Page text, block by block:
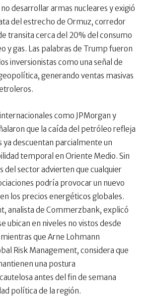
desarrollar armas nucleares y exigió
del estrecho de Ormuz, corredor
transita cerca del 20% del consumo
y gas. Las palabras de Trump fueron
inversionistas como una señal de
generando ventas masivas
como JPMorgan y
que la caída del petróleo refleja
ya descuentan parcialmente un
temporal en Oriente Medio. Sin
del sector advierten que cualquier
podría provocar un nuevo
los precios energéticos globales.
analista de Commerzbank, explicó
ubican en niveles no vistos desde
que Arne Lohmann
Risk Management, considera que
una postura
antes del fin de semana
política de la región.